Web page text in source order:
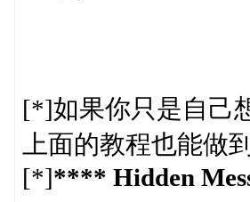
[*]如果你只是自己
上面的教程也能做到
[*]**** Hidden